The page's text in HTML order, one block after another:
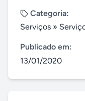
Categoria:
Serviços »
Publicado em:
13/01/2020